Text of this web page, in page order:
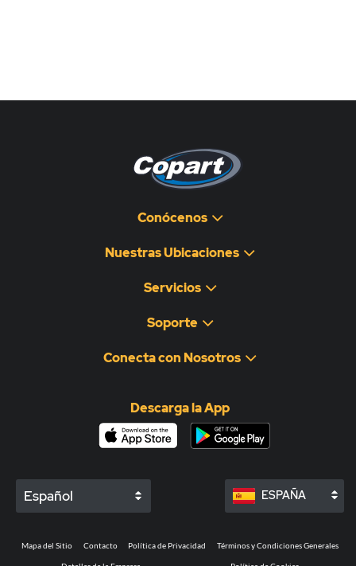
Conócenos
Nuestras Ubicaciones
Servicios
Soporte
Conecta con Nosotros
Descarga la App
Español ESPAÑA
Mapa del Sitio Contacto Política de Privacidad Términos y Condiciones Generales